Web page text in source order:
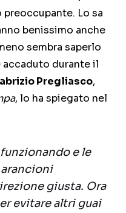
Lo sa
benissimo anche
sembra saperlo
accaduto durante il
Pregliasco,
, lo ha spiegato nel
e le
arancioni
giusta. Ora
evitare altri guai